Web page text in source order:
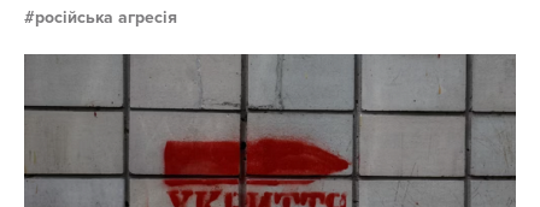
російська агресія